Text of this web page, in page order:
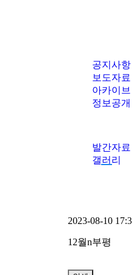
공지사항
보도자료
아카이브
정보공개
발간자료
갤러리
2023-08-10
12월n부평